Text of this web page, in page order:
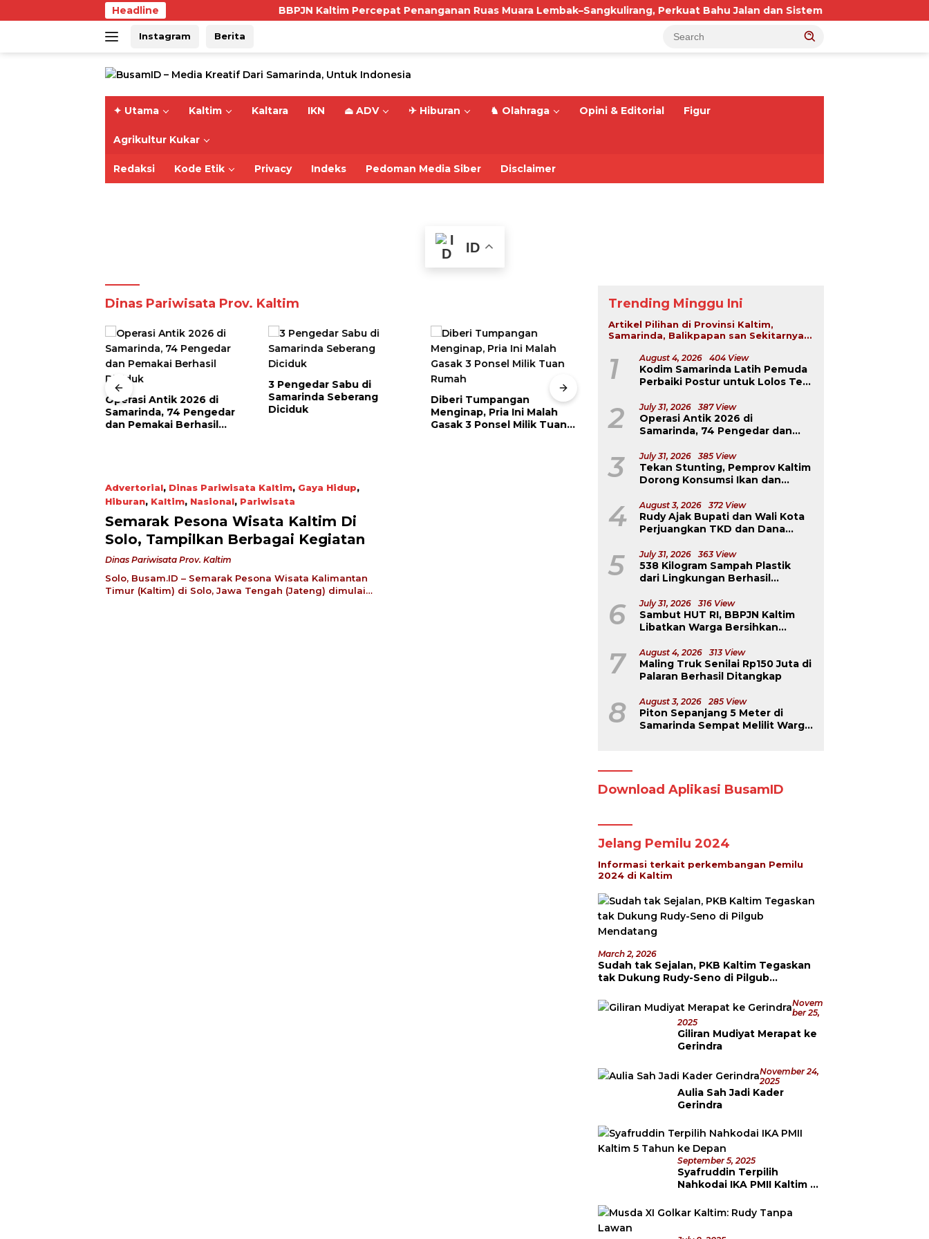
to
Headline BBPJN Kaltim Percepat Penanganan Ruas Muara Lembak–Sangkulirang, Perkuat Bahu Jalan dan Sistem Drainase
Instagram Berita
✦ Utama Kaltim Kaltara IKN ⏏ ADV ✈ Hiburan ♞ Olahraga Opini & Editorial Figur
Agrikultur Kukar
Redaksi Kode Etik Privacy Indeks Pedoman Media Siber Disclaimer
ID
Dinas Pariwisata Prov. Kaltim
Operasi Antik 2026 di
Samarinda, 74 Pengedar
dan Pemakai Berhasil
3 Pengedar Sabu di
Samarinda Seberang
Diciduk
Diberi Tumpangan
Menginap, Pria Ini Malah
Gasak 3 Ponsel Milik Tuan
Tenggarong Seberang
Terbongkar, 2 Pemuda
Remaja 18 Tahun di Kukar
Curi Paddle Board
Advertorial, Dinas Pariwisata Kaltim, Gaya Hidup,
Hiburan, Kaltim, Nasional, Pariwisata
December 3, 2022
Semarak Pesona Wisata Kaltim Di
Solo, Tampilkan Berbagai Kegiatan
Dinas Pariwisata Prov. Kaltim
Solo, Busam.ID – Semarak Pesona Wisata Kalimantan
Timur (Kaltim) di Solo, Jawa Tengah (Jateng) dimulai…
Trending Minggu Ini
Artikel Pilihan di Provinsi Kaltim,
Samarinda, Balikpapan san Sekitarnya...
1 August 4, 2026 404 View
Kodim Samarinda Latih Pemuda
Perbaiki Postur untuk Lolos Tes
2 July 31, 2026 387 View
Operasi Antik 2026 di
Samarinda, 74 Pengedar dan
3 July 31, 2026 385 View
Tekan Stunting, Pemprov Kaltim
Dorong Konsumsi Ikan dan
4 August 3, 2026 372 View
Rudy Ajak Bupati dan Wali Kota
Perjuangkan TKD dan Dana
5 July 31, 2026 363 View
538 Kilogram Sampah Plastik
dari Lingkungan Berhasil
6 July 31, 2026 316 View
Sambut HUT RI, BBPJN Kaltim
Libatkan Warga Bersihkan
Derawan
7 August 4, 2026 313 View
Maling Truk Senilai Rp150 Juta di
Palaran Berhasil Ditangkap
8 August 3, 2026 285 View
Piton Sepanjang 5 Meter di
Samarinda Sempat Melilit Warga
Download Aplikasi BusamID
Jelang Pemilu 2024
Informasi terkait perkembangan Pemilu
2024 di Kaltim
March 2, 2026
Sudah tak Sejalan, PKB Kaltim Tegaskan
tak Dukung Rudy-Seno di Pilgub
Novem
Ber 25,
2025
Giliran Mudiyat Merapat ke
Gerindra
November 24,
2025
Aulia Sah Jadi Kader
Gerindra
September 5, 2025
Syafruddin Terpilih
Nahkodai IKA PMII Kaltim 5